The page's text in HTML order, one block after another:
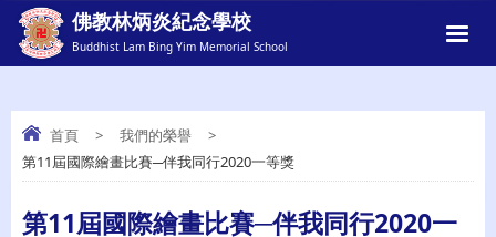
佛教林炳炎紀念學校
Buddhist Lam Bing Yim Memorial School
第11屆國際繪畫比賽─伴我同行2020一等
獎
首頁 > 我們的榮譽
>
第11屆國際繪畫比賽─伴我同行2020一等獎
第11屆國際繪畫比賽─伴我同行2020一